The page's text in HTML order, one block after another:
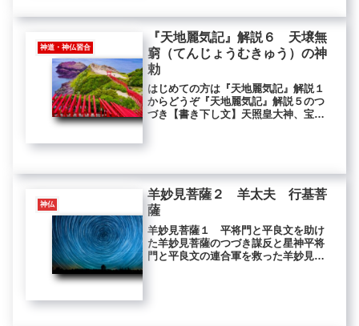
神道・神仏習合
『天地麗気記』解説６ 天壌無
窮（てんじょうむきゅう）の神
勅
はじめての方は『天地麗気記』解説１
からどうぞ『天地麗気記』解説５のつ
づき【書き下し文】天照皇大神、宝鏡
く...
神仏
羊妙見菩薩２ 羊太夫 行基菩
薩
羊妙見菩薩１ 平将門と平良文を助け
た羊妙見菩薩のつづき謀反と星神平将
門と平良文の連合軍を救った羊妙見菩